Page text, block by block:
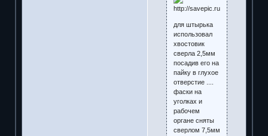
для штырька
использовал
хвостовик
сверла 2,5мм
посадив его на
пайку в глухое
отверстие ....
фаски на
уголках и
рабочем
органе сняты
сверлом 7,5мм